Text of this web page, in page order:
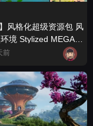
】风格化超级资源包 风
MEGA
前